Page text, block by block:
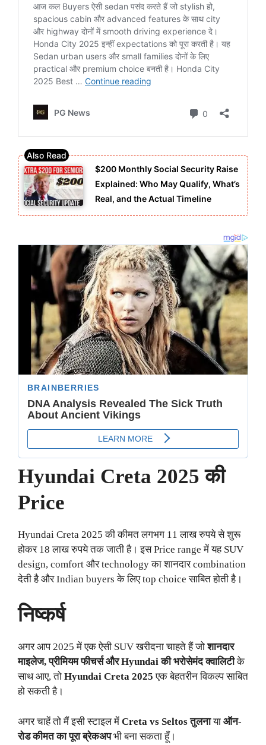
$200 Monthly Social Security Raise
Explained: Who May Qualify, What’s
Real, and the Actual Timeline
Hyundai Creta 2025 की
Price
Hyundai Creta 2025 की कीमत लगभग 11 लाख रुपये से शुरू
होकर 18 लाख रुपये तक जाती है। इस Price range में यह SUV
design, comfort और technology का शानदार combination
देती है और Indian buyers के लिए top choice साबित होती है।
निष्कर्ष
अगर आप 2025 में एक ऐसी SUV खरीदना चाहते हैं जोशानदार
माइलेज, प्रीमियम फीचर्स और Hyundai की भरोसेमंद क्वालिटीके
साथ आए, तो Hyundai Creta 2025 एक बेहतरीन विकल्प साबित
हो सकती है।
अगर चाहें तो मैं इसी स्टाइल में Creta vs Seltos तुलनाया ऑन-
रोड कीमत का पूरा ब्रेकअपभी बना सकता हूँ।